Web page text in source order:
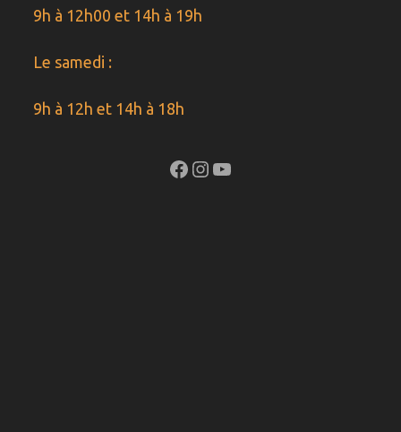
9h à 12h00 et 14h à 19h
Le samedi :
9h à 12h et 14h à 18h
Facebook
Instagram
YouTube